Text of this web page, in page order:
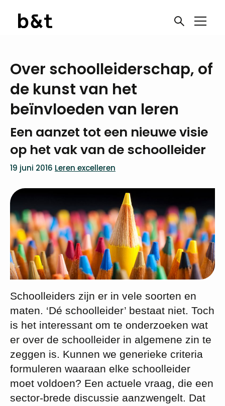
Over schoolleiderschap, of
de kunst van het
beïnvloeden van leren
Een aanzet tot een nieuwe visie
op het vak van de schoolleider
19 juni 2016 Leren excelleren
Schoolleiders zijn er in vele soorten en
maten. ‘Dé schoolleider’ bestaat niet. Toch
is het interessant om te onderzoeken wat
er over de schoolleider in algemene zin te
zeggen is. Kunnen we generieke criteria
formuleren waaraan elke schoolleider
moet voldoen? Een actuele vraag, die een
sector-brede discussie aanzwengelt. Dat